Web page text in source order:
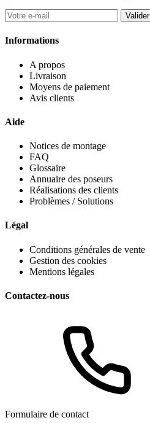
Valider
Informations
A propos
Livraison
Moyens de paiement
Avis clients
Aide
Notices de montage
FAQ
Glossaire
Annuaire des poseurs
Réalisations des clients
Problèmes / Solutions
Légal
Conditions générales de vente
Gestion des cookies
Mentions légales
Contactez-nous
Formulaire de contact